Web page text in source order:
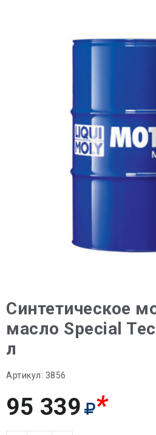
Синтетическое
масло Special
л
Артикул: 3856
95 339 *